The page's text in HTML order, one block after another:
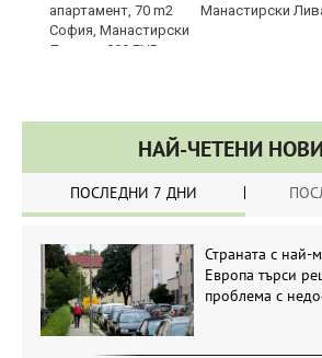
Манастирски
НАЙ-ЧЕТЕНИ
ПОСЛЕДНИ 7 ДНИ
Страната с най-
Европа търси
проблема с